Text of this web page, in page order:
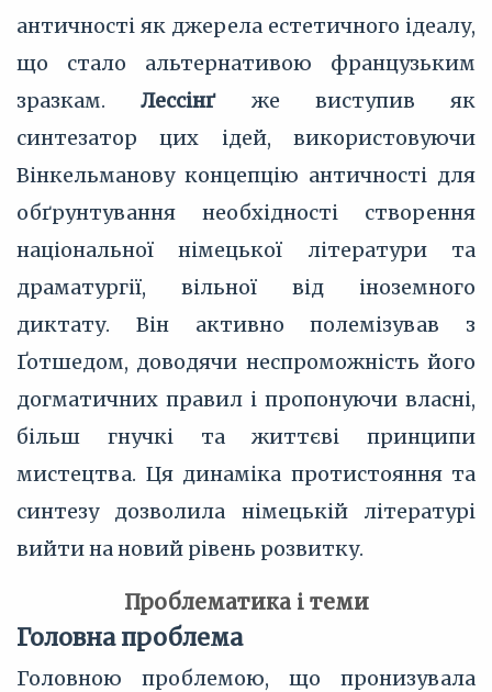
античності як джерела естетичного ідеалу,
що стало альтернативою французьким
зразкам.Лессінґже виступив як
синтезатор цих ідей, використовуючи
Вінкельманову концепцію античності для
обґрунтування необхідності створення
національної німецької літератури та
драматургії, вільної від іноземного
диктату. Він активно полемізував з
Ґотшедом, доводячи неспроможність його
догматичних правил і пропонуючи власні,
більш гнучкі та життєві принципи
мистецтва. Ця динаміка протистояння та
синтезу дозволила німецькій літературі
вийти на новий рівень розвитку.
Проблематика і теми
Головна проблема
Головною проблемою, що пронизувала